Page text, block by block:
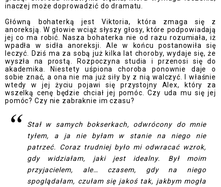
inaczej może doprowadzić do dramatu.
Główną bohaterką jest Viktoria, która zmaga się z
anoreksją. W głowie wciąż słyszy głosy, które podpowiadają
jej co ma robić. Nasza bohaterka nie od razu rozumiała, iż
wpadła w sidła anoreksji. Ale w końcu postanowiła się
leczyć. Dziś ma za sobą już kilka lat choroby, wydaje się, że
wyszła na prostą. Rozpoczyna studia i przenosi się do
akademika. Niestety uśpiona choroba ponownie daje o
sobie znać, a ona nie ma już siły by z nią walczyć. I właśnie
wtedy w jej życiu pojawi się przystojny Alex, który za
wszelką cenę będzie chciał jej pomóc. Czy uda mu się jej
pomóc? Czy nie zabraknie im czasu?
Stał w samych bokserkach, odwrócony do mnie
tyłem, a ja nie byłam w stanie na niego nie
patrzeć. Coraz trudniej było mi odwracać wzrok,
gdy widziałam, jaki jest idealny. Był moim
przyjacielem, ale… czasem, gdy na niego
spoglądałam, czułam się jakoś tak, jakbym mogła